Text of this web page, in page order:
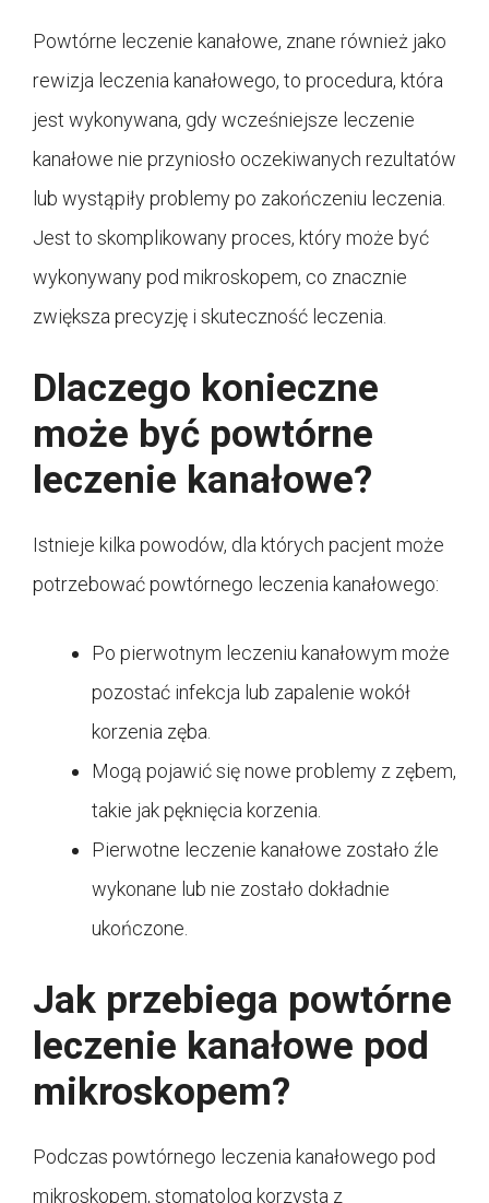
Powtórne leczenie kanałowe, znane również jako
rewizja leczenia kanałowego, to procedura, która
jest wykonywana, gdy wcześniejsze leczenie
kanałowe nie przyniosło oczekiwanych rezultatów
lub wystąpiły problemy po zakończeniu leczenia.
Jest to skomplikowany proces, który może być
wykonywany pod mikroskopem, co znacznie
zwiększa precyzję i skuteczność leczenia.
Dlaczego konieczne
może być powtórne
leczenie kanałowe?
Istnieje kilka powodów, dla których pacjent może
potrzebować powtórnego leczenia kanałowego:
Po pierwotnym leczeniu kanałowym może
pozostać infekcja lub zapalenie wokół
korzenia zęba.
Mogą pojawić się nowe problemy z zębem,
takie jak pęknięcia korzenia.
Pierwotne leczenie kanałowe zostało źle
wykonane lub nie zostało dokładnie
ukończone.
Jak przebiega powtórne
leczenie kanałowe pod
mikroskopem?
Podczas powtórnego leczenia kanałowego pod
mikroskopem, stomatolog korzysta z